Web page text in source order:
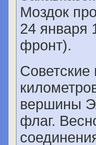
Моздок
24 января
фронт).
вершины
флаг.